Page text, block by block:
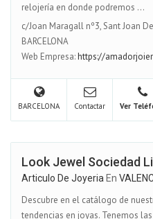
relojería en donde podremos ...
c/Joan Maragall nº3, Sant Joan
BARCELONA
Web Empresa:https://
BARCELONA Contactar Ver
Look Jewel Sociedad
Articulo De Joyeria En
Descubre en el catálogo de
tendencias en joyas. Tenemos